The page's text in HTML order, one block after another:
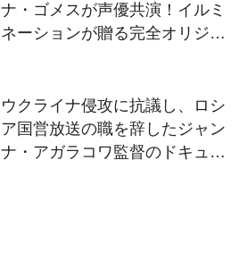
ナ・ゴメスが声優共演！イルミ
ネーションが贈る完全オリジナ
ウクライナ侵攻に抗議し、ロシ
ア国営放送の職を辞したジャン
ナ・アガラコワ監督のドキュメ